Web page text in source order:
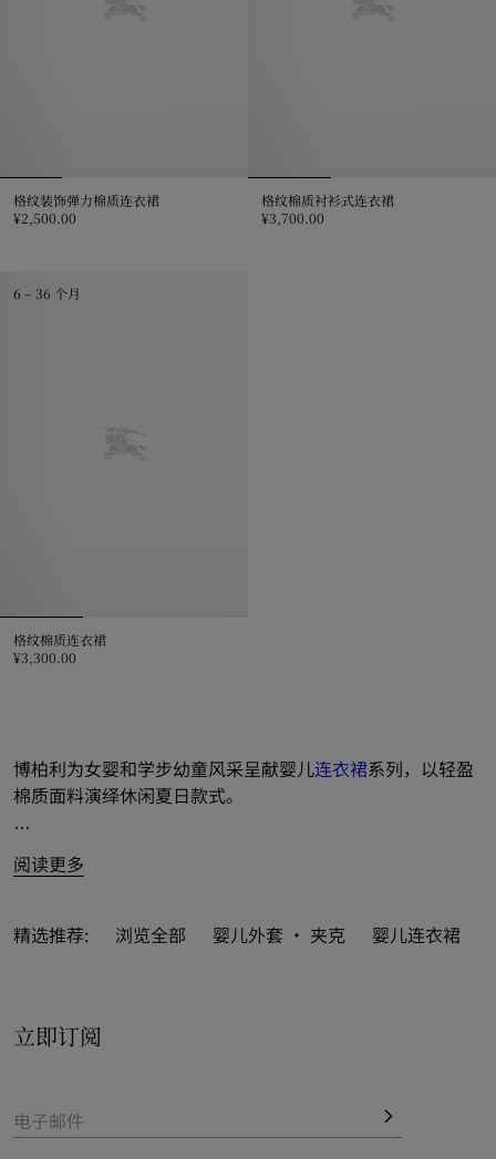
博柏利为女婴和学步幼童风采呈献婴儿连衣裙系列，以轻盈
棉质面料演绎休闲夏日款式。
Burberry 格纹，亦巧缀品牌马术骑士徽标（EKD）。
阅读更多
格纹装饰弹力棉质连衣裙
¥2,500.00
格纹棉质衬衫式连衣裙
¥3,700.00
6 – 36 个月
格纹棉质连衣裙
¥3,300.00
精选推荐: 浏览全部 婴儿外套 · 夹克 婴儿连衣裙
立即订阅
电子邮件